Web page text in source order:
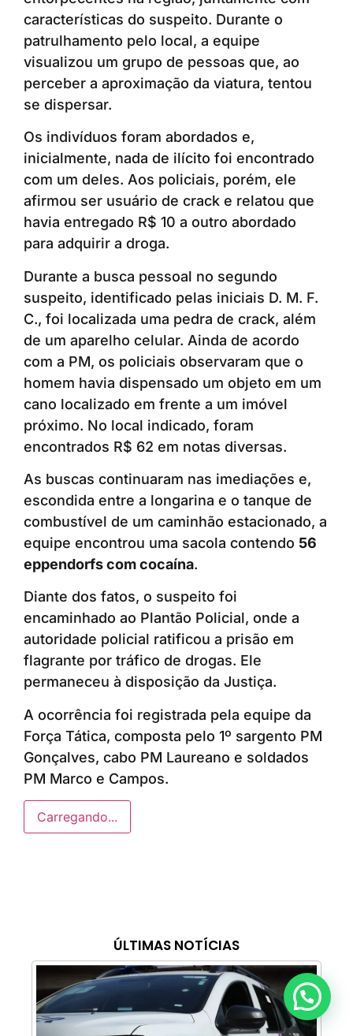
ÚLTIMAS NOTÍCIAS
características do suspeito. Durante o
patrulhamento pelo local, a equipe
visualizou um grupo de pessoas que, ao
perceber a aproximação da viatura, tentou
se dispersar.
Os indivíduos foram abordados e,
inicialmente, nada de ilícito foi encontrado
com um deles. Aos policiais, porém, ele
afirmou ser usuário de crack e relatou que
havia entregado R$ 10 a outro abordado
para adquirir a droga.
Durante a busca pessoal no segundo
suspeito, identificado pelas iniciais D. M. F.
C., foi localizada uma pedra de crack, além
de um aparelho celular. Ainda de acordo
com a PM, os policiais observaram que o
homem havia dispensado um objeto em um
cano localizado em frente a um imóvel
próximo. No local indicado, foram
encontrados R$ 62 em notas diversas.
As buscas continuaram nas imediações e,
escondida entre a longarina e o tanque de
combustível de um caminhão estacionado, a
equipe encontrou uma sacola contendo 56
eppendorfs com cocaína.
Diante dos fatos, o suspeito foi
encaminhado ao Plantão Policial, onde a
autoridade policial ratificou a prisão em
flagrante por tráfico de drogas. Ele
permaneceu à disposição da Justiça.
A ocorrência foi registrada pela equipe da
Força Tática, composta pelo 1º sargento PM
Gonçalves, cabo PM Laureano e soldados
PM Marco e Campos.
Carregando...
Anunciar ou recomendar matéria